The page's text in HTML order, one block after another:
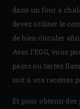
dans un four à
devez utiliser le
de bien circuler
Avec l’EGG, vous
pains ou tartes
soit à vos recettes
Et pour obtenir des